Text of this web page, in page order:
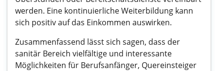
werden. Eine kontinuierliche Weiterbildung kann
sich positiv auf das Einkommen auswirken.
Zusammenfassend lässt sich sagen, dass der
sanitär Bereich vielfältige und interessante
Möglichkeiten für Berufsanfänger, Quereinsteiger